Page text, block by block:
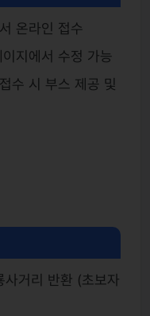
온라인 접수
지에서 수정 가능
수 시 부스 제공 및
거리 반환 (초보자